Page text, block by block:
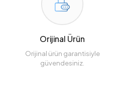
Orijinal Ürün
Orijinal ürün garantisiyle
güvendesiniz.